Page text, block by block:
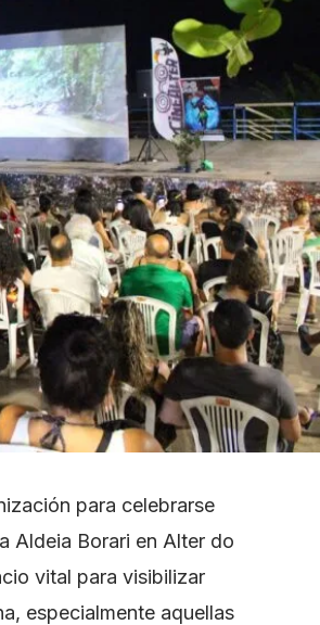
para celebrarse
Aldeia Borari en Alter do
vital para visibilizar
especialmente aquellas